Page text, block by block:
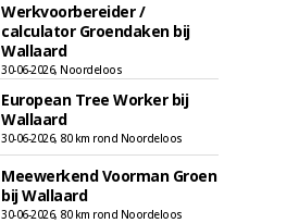
Werkvoorbereider /
calculator Groendaken bij
Wallaard
30-06-2026, Noordeloos
European Tree Worker bij
Wallaard
30-06-2026, 80 km rond Noordeloos
Meewerkend Voorman Groen
bij Wallaard
30-06-2026, 80 km rond Noordeloos